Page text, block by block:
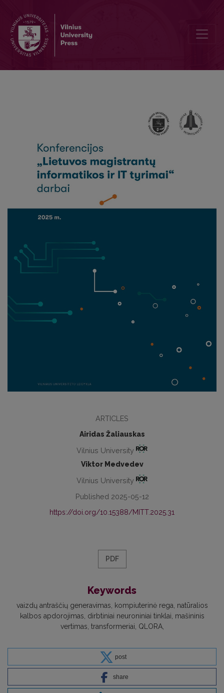
ARTICLES
Airidas Žaliauskas
Vilnius University
Viktor Medvedev
Vilnius University
Published 2025-05-12
https://doi.org/10.15388/MITT.2025.31
PDF
Keywords
vaizdų antraščių generavimas kompiuterinė rega natūralios
kalbos apdorojimas dirbtiniai neuroniniai tinklai mašininis
vertimas transformeriai QLORA
post
share